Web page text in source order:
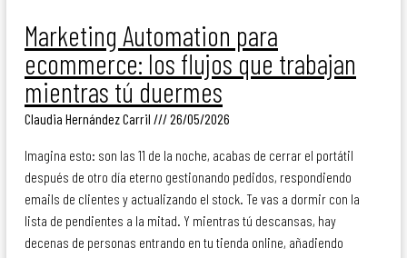
Marketing Automation para
ecommerce: los flujos que trabajan
mientras tú duermes
Claudia Hernández Carril 26/05/2026
Imagina esto: son las 11 de la noche, acabas de cerrar el portátil
después de otro día eterno gestionando pedidos, respondiendo
emails de clientes y actualizando el stock. Te vas a dormir con la
lista de pendientes a la mitad. Y mientras tú descansas, hay
decenas de personas entrando en tu tienda online, añadiendo